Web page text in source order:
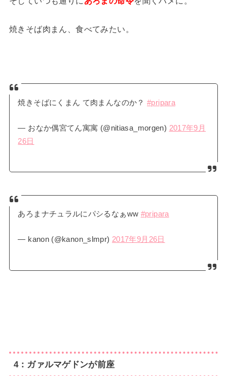
焼きそば肉まん、食べてみたい。
焼きそばにくまん て肉まんなのか？#pripara
— おなか偶宮てん寓寓 (@nitiasa_morgen) 2017年9月
26日
あろまナチュラルにパシるなぁww #pripara
— kanon (@kanon_slmpr) 2017年9月26日
4：ガァルマゲドンが前座